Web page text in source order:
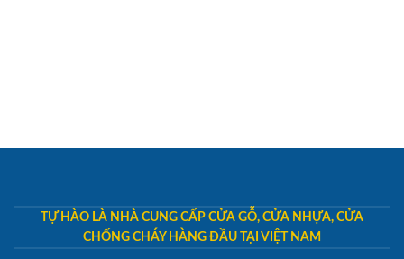
TỰ HÀO LÀ NHÀ CUNG CẤP CỬA GỖ, CỬA NHỰA, CỬA
CHỐNG CHÁY HÀNG ĐẦU TẠI VIỆT NAM